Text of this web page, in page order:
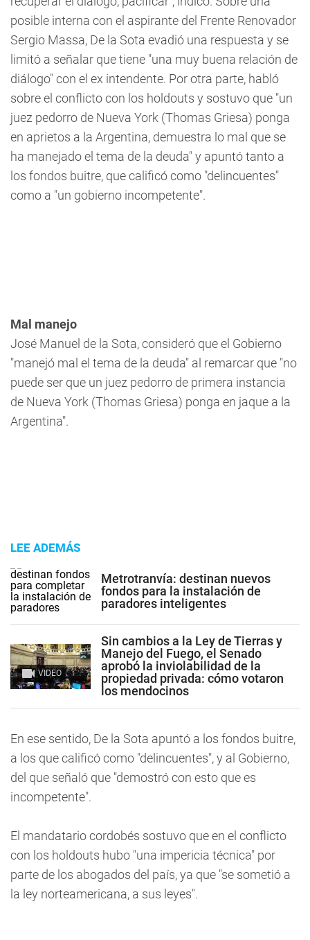
posible interna con el aspirante del Frente Renovador
Sergio Massa, De la Sota evadió una respuesta y se
limitó a señalar que tiene "una muy buena relación de
diálogo" con el ex intendente. Por otra parte, habló
sobre el conflicto con los holdouts y sostuvo que "un
juez pedorro de Nueva York (Thomas Griesa) ponga
en aprietos a la Argentina, demuestra lo mal que se
ha manejado el tema de la deuda" y apuntó tanto a
los fondos buitre, que calificó como "delincuentes"
como a "un gobierno incompetente".
Mal manejo
José Manuel de la Sota, consideró que el Gobierno
"manejó mal el tema de la deuda" al remarcar que "no
puede ser que un juez pedorro de primera instancia
de Nueva York (Thomas Griesa) ponga en jaque a la
Argentina".
LEE ADEMÁS
Metrotranvía: destinan nuevos
fondos para la instalación de
paradores inteligentes
VIDEO
Sin cambios a la Ley de Tierras y
Manejo del Fuego, el Senado
aprobó la inviolabilidad de la
propiedad privada: cómo votaron
los mendocinos
En ese sentido, De la Sota apuntó a los fondos buitre,
a los que calificó como "delincuentes", y al Gobierno,
del que señaló que "demostró con esto que es
incompetente".
El mandatario cordobés sostuvo que en el conflicto
con los holdouts hubo "una impericia técnica" por
parte de los abogados del país, ya que "se sometió a
la ley norteamericana, a sus leyes".